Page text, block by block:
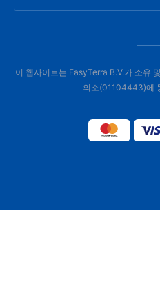
이 웹사이트는 EasyTerra B.V.가 소유
의소(01104443)에